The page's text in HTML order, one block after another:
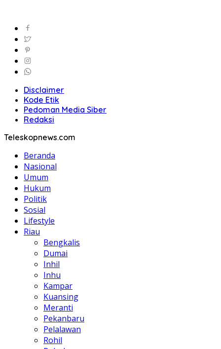
Disclaimer
Kode Etik
Pedoman Media Siber
Redaksi
Teleskopnews.com
Beranda
Nasional
Umum
Hukum
Politik
Sosial
Lifestyle
Riau
Bengkalis
Dumai
Inhil
Inhu
Kampar
Kuansing
Meranti
Pekanbaru
Pelalawan
Rohil